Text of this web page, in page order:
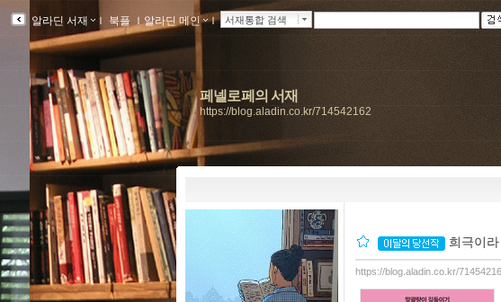
알라딘 서재 ｌ 북플 ｌ알라딘 메인 ｌ 서재통합 검색
페넬로페의 서재
https://blog.aladin.co.kr/714542162
희극이
https://blog.aladin.co.kr/